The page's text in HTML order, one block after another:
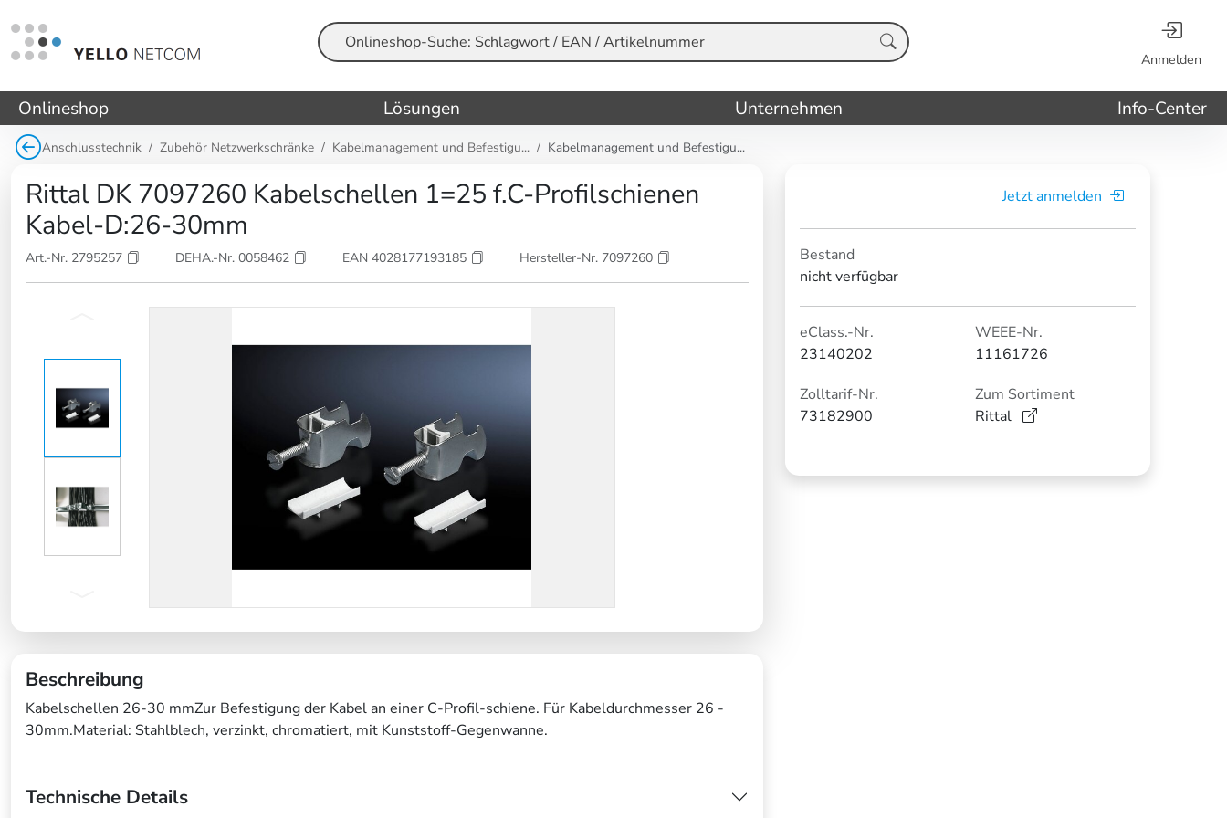
Suche Anmelden
Onlineshop Lösungen Unternehmen Info-Center
Anschlusstechnik Zubehör Netzwerkschränke Kabelmanagement und Befestigu... Kabelmanagement und Befestigu...
Rittal DK 7097260 Kabelschellen 1=25 f.C-Profilschienen
Kabel-D:26-30mm
Art.-Nr. 2795257 DEHA.-Nr. 0058462 EAN 4028177193185 Hersteller-Nr. 7097260
Beschreibung
Kabelschellen 26-30 mmZur Befestigung der Kabel an einer C-Profil-schiene. Für Kabeldurchmesser 26 -
30mm.Material: Stahlblech, verzinkt, chromatiert, mit Kunststoff-Gegenwanne.
Technische Details
Jetzt anmelden
Bestand
nicht verfügbar
eClass.-Nr.
23140202
WEEE-Nr.
11161726
Zolltarif-Nr.
73182900
Zum Sortiment
Rittal